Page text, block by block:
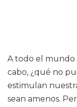
A todo el mundo
cabo, ¿qué no
estimulan
sean amenos.